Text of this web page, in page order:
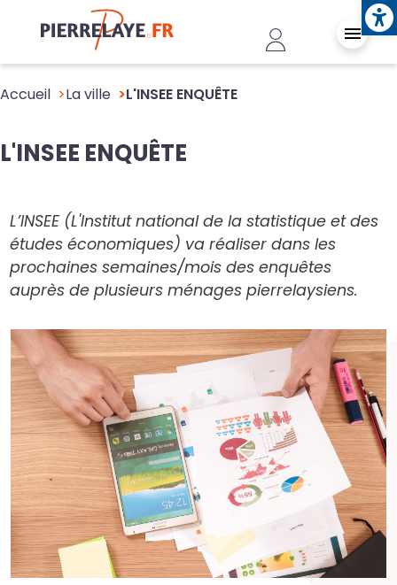
Aller au contenu principal
Header -
Accueil La ville L'INSEE ENQUÊTE
L'INSEE ENQUÊTE
L’INSEE (L'Institut national de la statistique et des
études économiques) va réaliser dans les
prochaines semaines/mois des enquêtes
auprès de plusieurs ménages pierrelaysiens.